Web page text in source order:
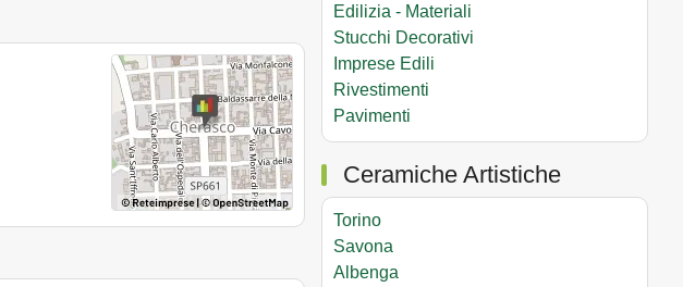
Edilizia - Materiali
Stucchi Decorativi
Imprese Edili
Rivestimenti
Pavimenti
Ceramiche Artistiche
Torino
Savona
Albenga